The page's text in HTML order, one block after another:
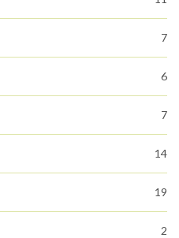
7
6
7
14
19
2